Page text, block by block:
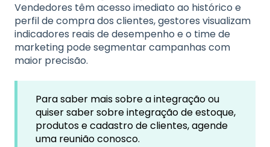
Vendedores têm acesso imediato ao histórico e
perfil de compra dos clientes, gestores visualizam
indicadores reais de desempenho e o time de
marketing pode segmentar campanhas com
maior precisão.
Para saber mais sobre a integração ou
quiser saber sobre integração de estoque,
produtos e cadastro de clientes, agende
uma reunião conosco.